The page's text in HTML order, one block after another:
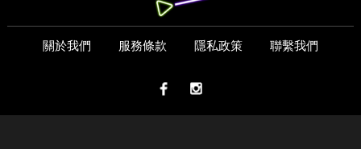
關於我們 服務條款 隱私政策 聯繫我們